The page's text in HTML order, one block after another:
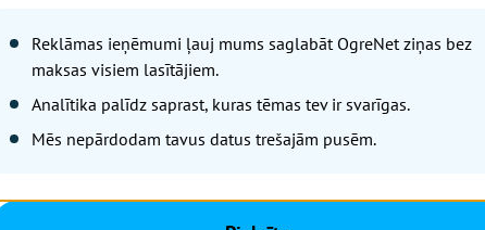
iedzīvotājus
OgreNet
No 7. līdz 9. augustam
Zemessardzes 2.
Reklāmas ieņēmumi ļauj mums saglabāt OgreNet ziņas bez
maksas visiem lasītājiem.
Analītika palīdz saprast, kuras tēmas tev ir svarīgas.
Mēs nepārdodam tavus datus trešajām pusēm.